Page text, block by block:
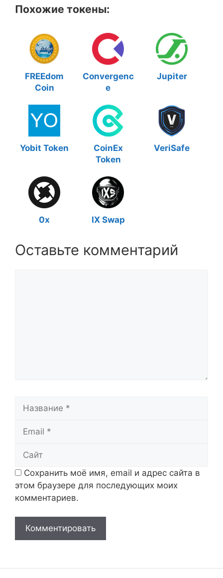
Похожие токены:
FREEdom
Coin
Convergenc
e
Jupiter
Yobit Token
CoinEx
Token
VeriSafe
0x IX Swap
Оставьте комментарий
Сохранить моё имя, email и адрес сайта в
этом браузере для последующих моих
комментариев.